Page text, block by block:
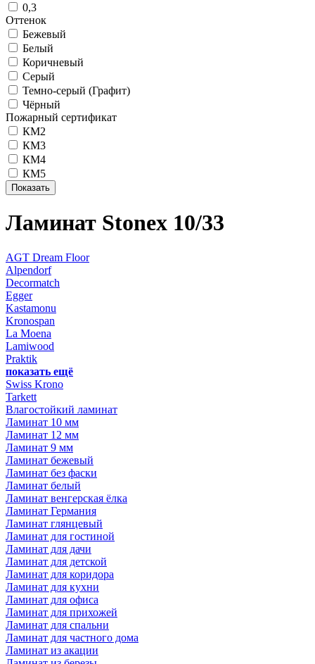
0,3
Оттенок
Бежевый
Белый
Коричневый
Серый
Темно-серый (Графит)
Чёрный
Пожарный сертификат
КМ2
КМ3
КМ4
КМ5
Ламинат Stonex 10/33
AGT Dream Floor
Alpendorf
Decormatch
Egger
Kastamonu
Kronospan
La Moena
Lamiwood
Praktik
показать ещё
Swiss Krono
Tarkett
Влагостойкий ламинат
Ламинат 10 мм
Ламинат 12 мм
Ламинат 9 мм
Ламинат бежевый
Ламинат без фаски
Ламинат белый
Ламинат венгерская ёлка
Ламинат Германия
Ламинат глянцевый
Ламинат для гостиной
Ламинат для дачи
Ламинат для детской
Ламинат для коридора
Ламинат для кухни
Ламинат для офиса
Ламинат для прихожей
Ламинат для спальни
Ламинат для частного дома
Ламинат из акации